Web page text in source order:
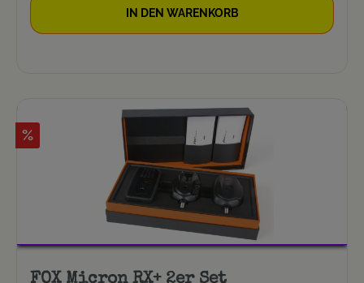
IN DEN WARENKORB
%
FOX Micron RX+ 2er Set